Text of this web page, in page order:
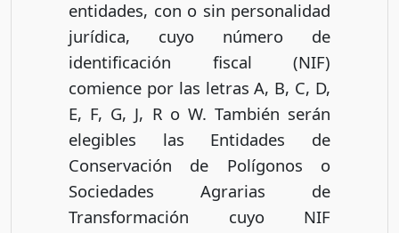
entidades, con o sin personalidad
jurídica, cuyo número de
identificación fiscal (NIF)
comience por las letras A, B, C, D,
E, F, G, J, R o W. También serán
elegibles las Entidades de
Conservación de Polígonos o
Sociedades Agrarias de
Transformación cuyo NIF